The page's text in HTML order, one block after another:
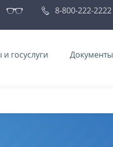
8-800-222-2222
госуслуги Документы